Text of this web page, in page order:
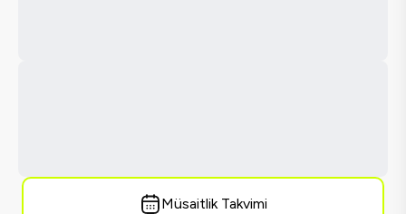
Müsaitlik Takvimi